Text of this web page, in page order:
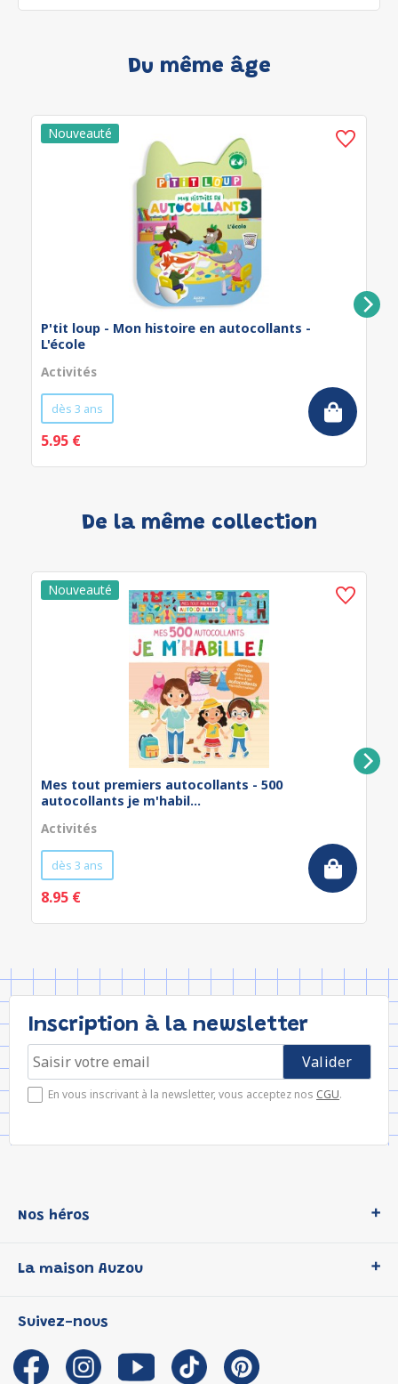
Du même âge
P'tit loup - Mon histoire en autocollants -
L'école
Activités
dès 3 ans
5.95 €
De la même collection
Mes tout premiers autocollants - 500
autocollants je m'habil...
Activités
dès 3 ans
8.95 €
Inscription à la newsletter
En vous inscrivant à la newsletter, vous acceptez nos CGU.
Nos héros
P'tit Loup
Les Influenceuses
Migali
La maison Auzou
Notre histoire
Auzou s'engage
Suivez-nous